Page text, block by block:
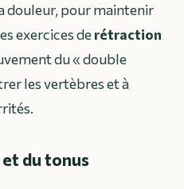
douleur, pour maintenir
exercices derétraction
du « double
les vertèbres et à
du tonus